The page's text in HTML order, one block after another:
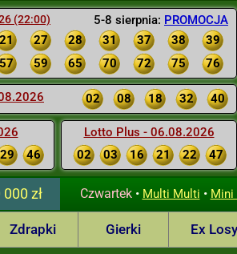
5-8 sierpnia: PROMOCJA
(22:00)
27 28 31 37 38
39
59 65 70 72 75 76
02 08 18 32 40
29 46
Lotto Plus - 06.08.2026
02
03 16 21 22 47
zł Czwartek• Multi Multi • Mini
Zdrapki Gierki Ex Losy